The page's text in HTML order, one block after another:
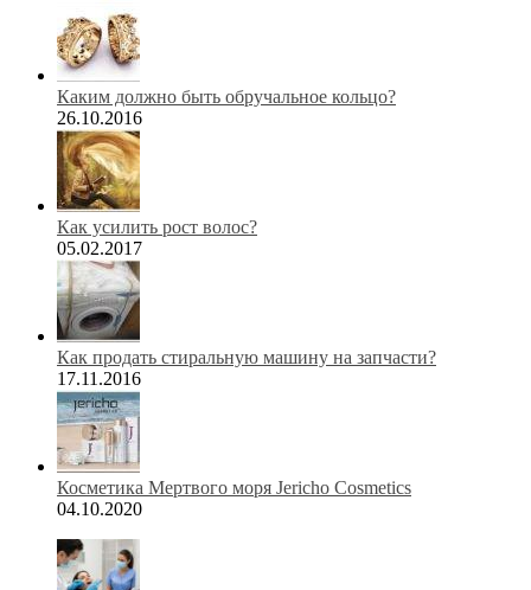
Каким должно быть обручальное кольцо?
26.10.2016
Как усилить рост волос?
05.02.2017
Как продать стиральную машину на запчасти?
17.11.2016
Косметика Мертвого моря Jericho Cosmetics
04.10.2020